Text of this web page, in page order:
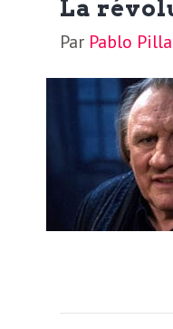
e
d
e
R
e
g
La
Par Pablo